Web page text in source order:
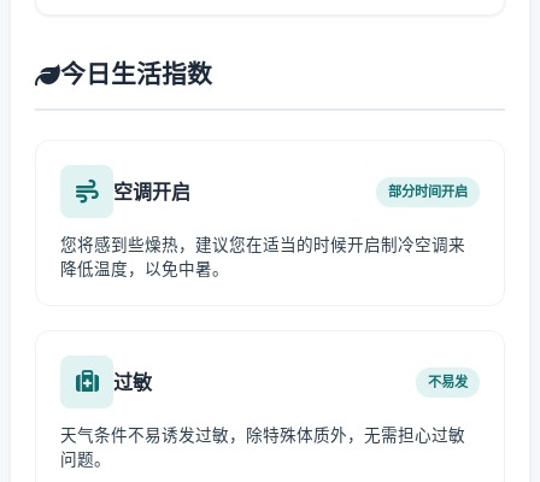
今日生活指数
空调开启 部分时间开启
您将感到些燥热，建议您在适当的时候开启制冷空调来
降低温度，以免中暑。
过敏 不易发
天气条件不易诱发过敏，除特殊体质外，无需担心过敏
问题。